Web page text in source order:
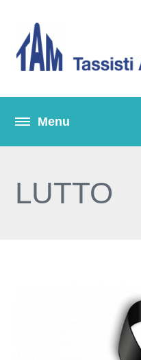
LUTTO